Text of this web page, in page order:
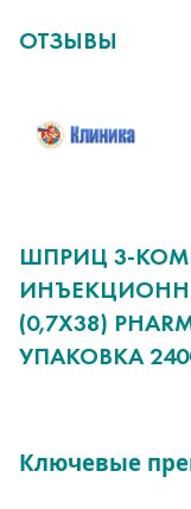
ОТЗЫВЫ
ШПРИЦ 3-
(0,7Х38)
УПАКОВКА
Ключевые